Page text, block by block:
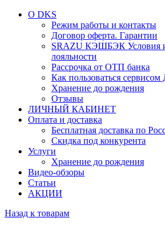
О DKS
Режим работы и контакты
Договор оферта. Гарантии
SRAZU КЭШБЭК Условия
лояльности
Рассрочка от ОТП банка
Как пользоваться
Хранение до рождения
Отзывы
ЛИЧНЫЙ КАБИНЕТ
Оплата и доставка
Бесплатная доставка по
Скидка под конкурента
Услуги
Хранение до рождения
Видео-обзоры
Статьи
АКЦИИ
Назад к товарам